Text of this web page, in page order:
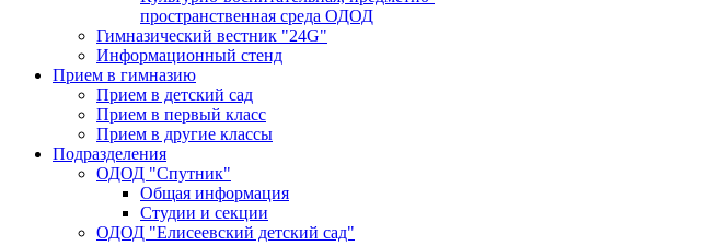
пространственная среда ОДОД
Гимназический вестник "24G"
Информационный стенд
Прием в гимназию
Прием в детский сад
Прием в первый класс
Прием в другие классы
Подразделения
ОДОД "Спутник"
Общая информация
Студии и секции
ОДОД "Елисеевский детский сад"